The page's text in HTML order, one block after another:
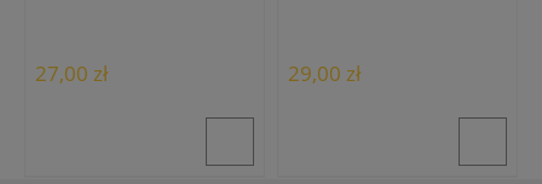
27,00 zł 29,00 zł